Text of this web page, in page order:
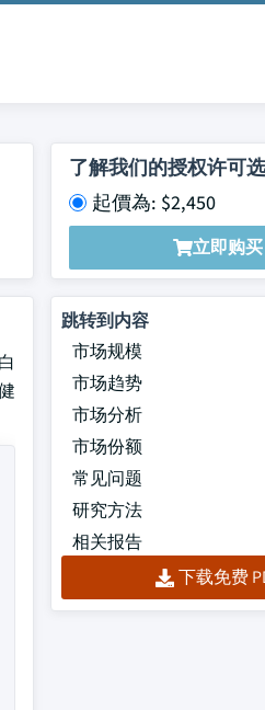
了解我们的授权许可
起價為: $2,450
立即购买
跳转到内容
市场规模
市场趋势
市场分析
市场份额
常见问题
研究方法
相关报告
下载免费